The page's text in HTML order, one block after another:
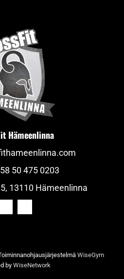
Hämeenlinna
50 475 0203
13110 Hämeenlinna
WiseGym
by WiseNetwork